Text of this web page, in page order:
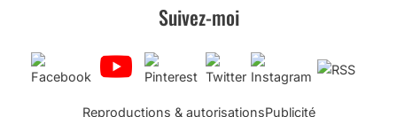
Suivez-moi
Reproductions & autorisationsPublicité